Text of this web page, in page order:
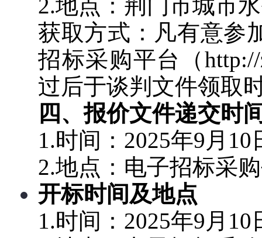
2.地点：荆门市城市
获取方式： 凡有意参
招标采购平台（
过后于谈判文件领取
四、报价文件递交时
1.时间：2025年9 月 10
2.地点：电子招标采
开标时间及地点
1.时间：2025年9 月 10